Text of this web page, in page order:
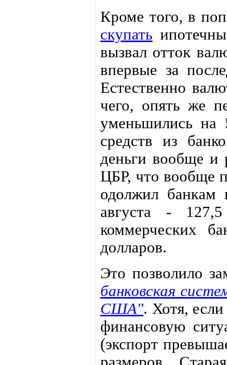
Кроме того, в
скупать
вызвал отток
впервые за
Естественно
чего, опять же
уменьшились на
средств из
деньги вообще и
ЦБР, что вообще
одолжил банкам
августа -
коммерческих
долларов.
Это позволило
банковская
США". Хотя,
финансовую
(экспорт